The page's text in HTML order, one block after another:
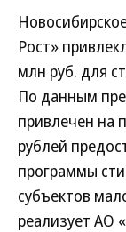
Рост»
млн руб. для
По данным
привлечен на
рублей
программы
субъектов
реализует АО